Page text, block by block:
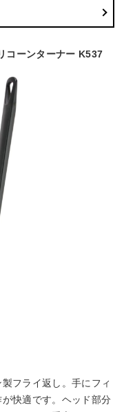
コーンターナー K537
フライ返し。手にフィ
快適です。ヘッド部分